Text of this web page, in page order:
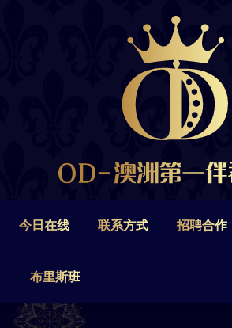
今日在线 联系方式 招聘合作
布里斯班
联系方式 招聘合作
布里斯班